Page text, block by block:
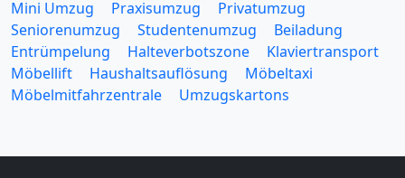
Mini Umzug
Praxisumzug
Privatumzug
Seniorenumzug
Studentenumzug
Beiladung
Entrümpelung
Halteverbotszone
Klaviertransport
Möbellift
Haushaltsauflösung
Möbeltaxi
Möbelmitfahrzentrale
Umzugskartons